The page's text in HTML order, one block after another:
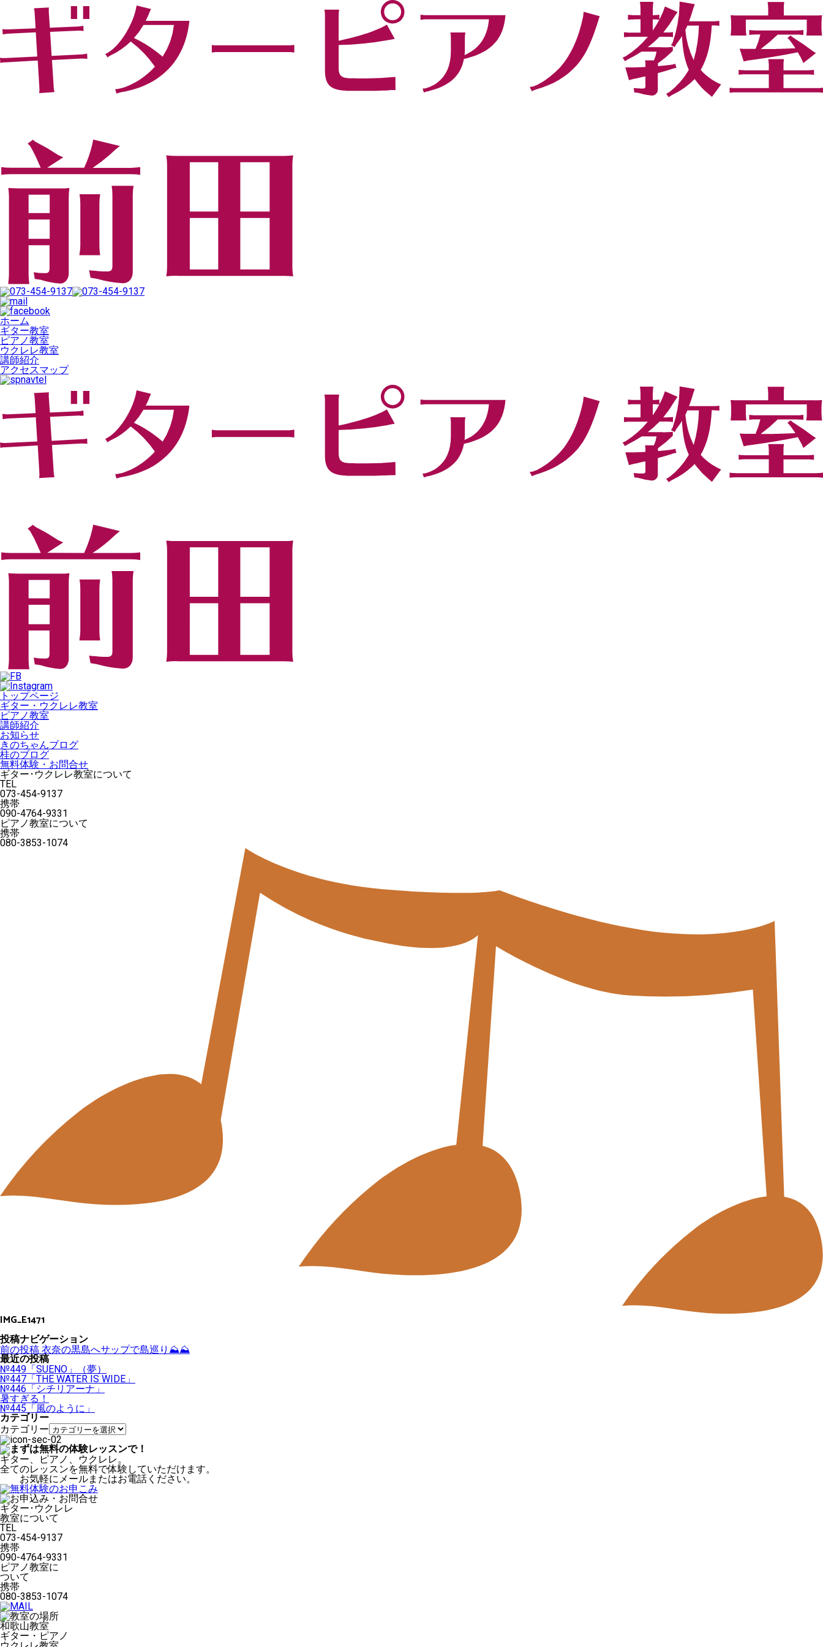
ホーム
ギター教室
ピアノ教室
ウクレレ教室
講師紹介
アクセスマップ
トップページ
ギター・ウクレレ教室
ピアノ教室
講師紹介
お知らせ
きのちゃんブログ
桂のブログ
無料体験・お問合せ
ギター･ウクレレ教室について
TEL
073-454-9137
携帯
090-4764-9331
ピアノ教室について
携帯
080-3853-1074
IMG_E1471
投稿ナビゲーション
前の投稿 衣奈の黒島へサップで島巡り⛰⛰
最近の投稿
№449「SUENO」（夢）
№447「THE WATER IS WIDE」
№446「シチリアーナ」
暑すぎる！
№445「風のように」
カテゴリー
カテゴリー
ギター、ピアノ、ウクレレ。
全てのレッスンを無料で体験していただけます。
お気軽にメールまたはお電話ください。
ギター･ウクレレ
教室について
TEL
073-454-9137
携帯
090-4764-9331
ピアノ教室に
ついて
携帯
080-3853-1074
和歌山教室
ギター・ピアノ